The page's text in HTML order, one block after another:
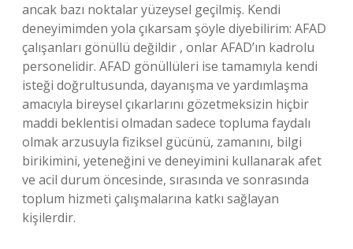
ancak bazı noktalar yüzeysel geçilmiş. Kendi
deneyimimden yola çıkarsam şöyle diyebilirim: AFAD
çalışanları gönüllü değildir , onlar AFAD’ın kadrolu
personelidir. AFAD gönüllüleri ise tamamıyla kendi
isteği doğrultusunda, dayanışma ve yardımlaşma
amacıyla bireysel çıkarlarını gözetmeksizin hiçbir
maddi beklentisi olmadan sadece topluma faydalı
olmak arzusuyla fiziksel gücünü, zamanını, bilgi
birikimini, yeteneğini ve deneyimini kullanarak afet
ve acil durum öncesinde, sırasında ve sonrasında
toplum hizmeti çalışmalarına katkı sağlayan
kişilerdir.